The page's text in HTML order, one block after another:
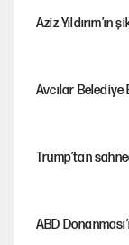
Aziz
Avcılar Belediye
Trump’tan
ABD